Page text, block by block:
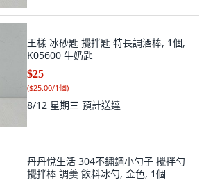
王樣 冰砂匙 攪拌匙 特長調酒棒, 1個,
K05600 牛奶匙
$25
($25.00/1個)
8/12 星期三 預計送達
丹丹悅生活 304不鏽鋼小勺子 攪拌勺
攪拌棒 調羹 飲料冰勺, 金色, 1個